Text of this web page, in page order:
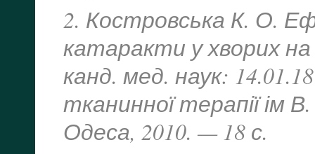
2. Костровська К. О.
катаракти у хворих
канд. мед. наук:
тканинної терапії ім
Одеса, 2010. — 18 с.